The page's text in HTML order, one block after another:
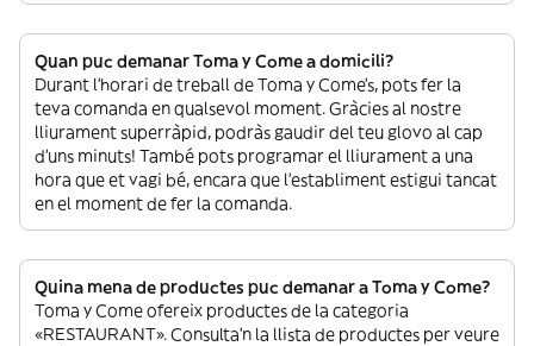
Quan puc demanar Toma y Come a domicili?
Durant l’horari de treball de Toma y Come’s, pots fer la
teva comanda en qualsevol moment. Gràcies al nostre
lliurament superràpid, podràs gaudir del teu glovo al cap
d’uns minuts! També pots programar el lliurament a una
hora que et vagi bé, encara que l’establiment estigui tancat
en el moment de fer la comanda.
Quina mena de productes puc demanar a Toma y Come?
Toma y Come ofereix productes de la categoria
«RESTAURANT». Consulta’n la llista de productes per veure